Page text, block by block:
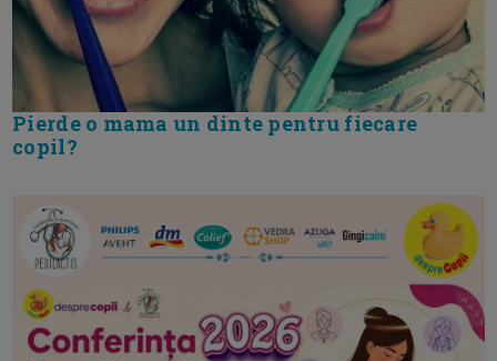
Pierde o mama un dinte pentru fiecare
copil?